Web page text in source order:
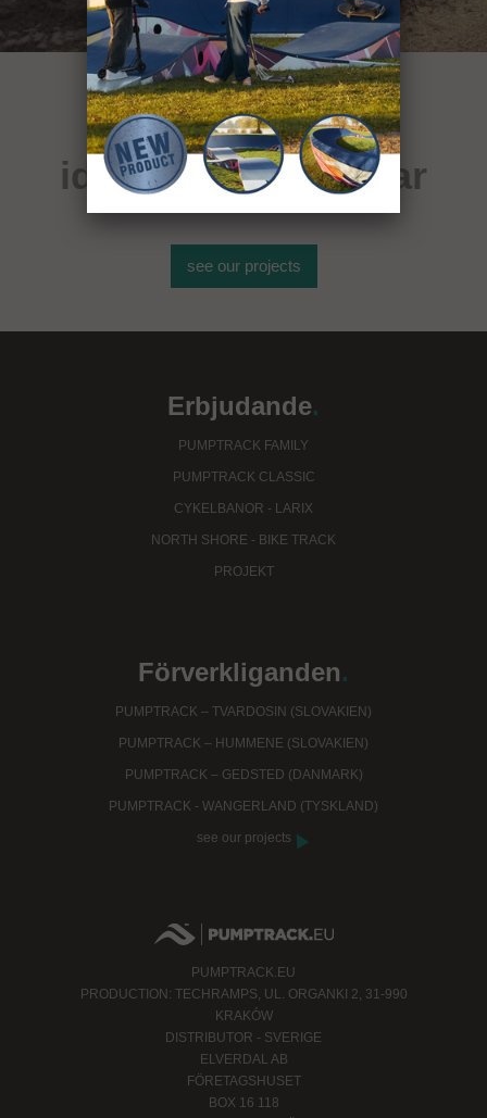
över 400
idrottsanläggningar
see our projects
Erbjudande.
PUMPTRACK FAMILY
PUMPTRACK CLASSIC
CYKELBANOR - LARIX
NORTH SHORE - BIKE TRACK
PROJEKT
Förverkliganden.
PUMPTRACK – TVARDOSIN (SLOVAKIEN)
PUMPTRACK – HUMMENE (SLOVAKIEN)
PUMPTRACK – GEDSTED (DANMARK)
PUMPTRACK - WANGERLAND (TYSKLAND)
see our projects
PUMPTRACK.EU
PRODUCTION: TECHRAMPS, UL. ORGANKI 2, 31-990
KRAKÓW
DISTRIBUTOR - SVERIGE
ELVERDAL AB
FÖRETAGSHUSET
BOX 16 118